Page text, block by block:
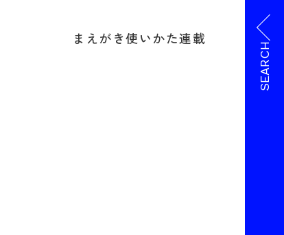
まえがき使いかた連載
SEARCH